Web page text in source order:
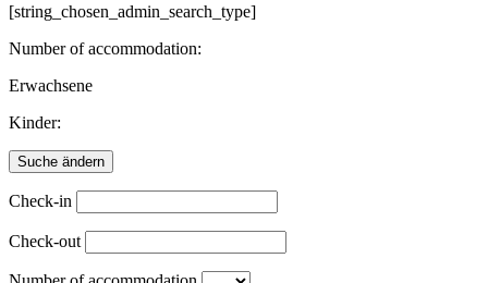
[string_chosen_admin_search_type]
Number of accommodation:
Erwachsene
Kinder:
Check-in
Check-out